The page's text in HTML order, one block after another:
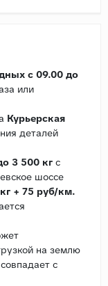
с 09.00 до
или
Курьерская
деталей
3 500 кг с
шоссе
+ 75 руб/км.
на землю
с